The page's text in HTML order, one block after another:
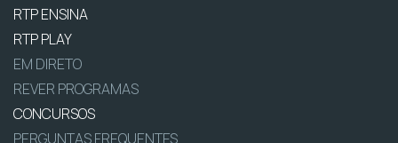
RTP ENSINA
RTP PLAY
EM DIRETO
REVER PROGRAMAS
CONCURSOS
PERGUNTAS FREQUENTES